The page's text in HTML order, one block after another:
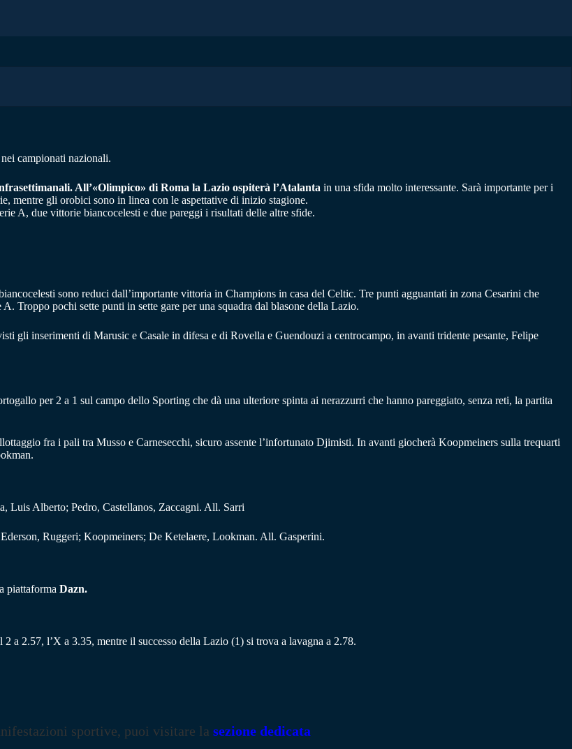
campionati nazionali.
All’«Olimpico» di Roma la Lazio ospiterà l’Atalanta in una sfida molto interessante. Sarà importante per i
mentre gli orobici sono in linea con le aspettative di inizio stagione.
A, due vittorie biancocelesti e due pareggi i risultati delle altre sfide.
sono reduci dall’importante vittoria in Champions in casa del Celtic. Tre punti agguantati in zona Cesarini che
Troppo pochi sette punti in sette gare per una squadra dal blasone della Lazio.
gli inserimenti di Marusic e Casale in difesa e di Rovella e Guendouzi a centrocampo, in avanti tridente pesante, Felipe
per 2 a 1 sul campo dello Sporting che dà una ulteriore spinta ai nerazzurri che hanno pareggiato, senza reti, la partita
fra i pali tra Musso e Carnesecchi, sicuro assente l’infortunato Djimisti. In avanti giocherà Koopmeiners sulla trequarti
Luis Alberto; Pedro, Castellanos, Zaccagni. All. Sarri
Ruggeri; Koopmeiners; De Ketelaere, Lookman. All. Gasperini.
piattaforma Dazn.
a 2.57, l’X a 3.35, mentre il successo della Lazio (1) si trova a lavagna a 2.78.
sportive, puoi visitare la sezione dedicata